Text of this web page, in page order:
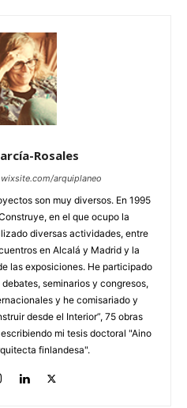
Rosales
arquiplaneo
son muy diversos. En 1995
en el que ocupo la
diversas actividades, entre
en Alcalá y Madrid y la
las exposiciones. He participado
seminarios y congresos,
y he comisariado y
desde el Interior”, 75 obras
mi tesis doctoral "Aino
finlandesa".